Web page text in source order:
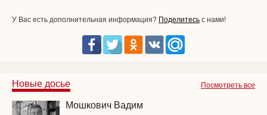
У Вас есть дополнительная информация? Поделитесь с нами!
Посмотреть все
Новые досье
Мошкович Вадим